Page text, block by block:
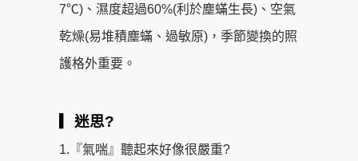
7℃)、濕度超過60%(利於塵蟎生長)、空氣
乾燥(易堆積塵蟎、過敏原)，季節變換的照
護格外重要。
▎迷思?
1.『氣喘』聽起來好像很嚴重?